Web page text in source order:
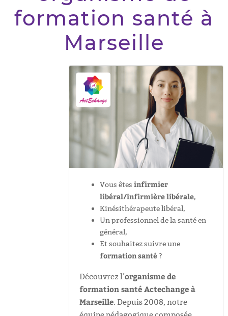
formation santé à
Marseille
Vous êtes infirmier
libéral/infirmière libérale,
Kinésithérapeute libéral,
Un professionnel de la santé en
général,
Et souhaitez suivre une
formation santé ?
Découvrez l’organisme de
formation santé Actechange à
Marseille. Depuis 2008, notre